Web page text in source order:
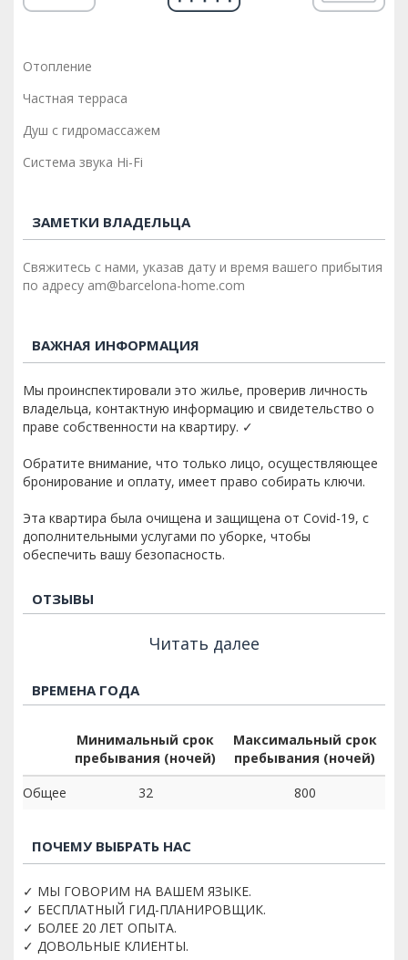
Отопление
Частная терраса
Душ с гидромассажем
Система звука Hi-Fi
ЗАМЕТКИ ВЛАДЕЛЬЦА
Свяжитесь с нами, указав дату и время вашего прибытия
по адресу am@barcelona-home.com
ВАЖНАЯ ИНФОРМАЦИЯ
Мы проинспектировали это жилье, проверив личность
владельца, контактную информацию и свидетельство о
праве собственности на квартиру. ✓
Обратите внимание, что только лицо, осуществляющее
бронирование и оплату, имеет право собирать ключи.
Эта квартира была очищена и защищена от Covid-19, с
дополнительными услугами по уборке, чтобы
обеспечить вашу безопасность.
ОТЗЫВЫ
Читать далее
ВРЕМЕНА ГОДА
Минимальный срок
пребывания (ночей)
Максимальный срок
пребывания (ночей)
Общее
32 800
ПОЧЕМУ ВЫБРАТЬ НАС
✓ МЫ ГОВОРИМ НА ВАШЕМ ЯЗЫКЕ.
✓ БЕСПЛАТНЫЙ ГИД-ПЛАНИРОВЩИК.
✓ БОЛЕЕ 20 ЛЕТ ОПЫТА.
✓ ДОВОЛЬНЫЕ КЛИЕНТЫ.